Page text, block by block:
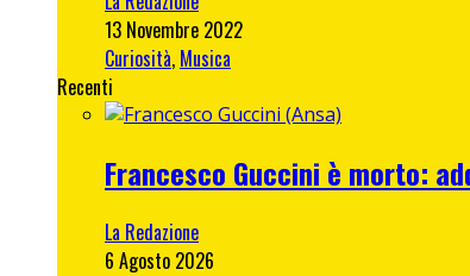
13 Novembre 2022
Curiosità, Musica
Recenti
Francesco Guccini è morto:
La Redazione
6 Agosto 2026